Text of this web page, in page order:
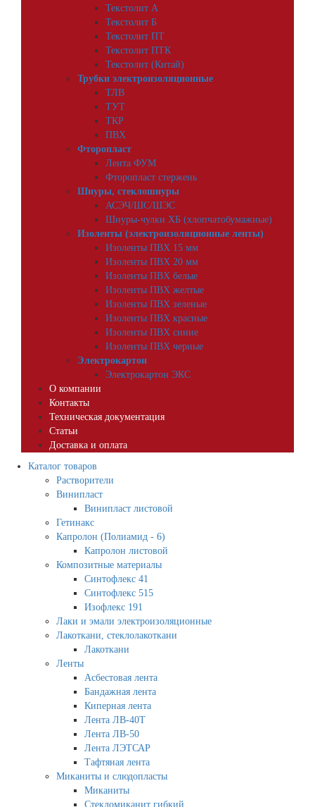
Текстолит А
Текстолит Б
Текстолит ПТ
Текстолит ПТК
Текстолит (Китай)
Трубки электроизоляционные
ТЛВ
ТУТ
ТКР
ПВХ
Фторопласт
Лента ФУМ
Фторопласт стержень
Шнуры, стеклошнуры
АСЭЧ/ШС/ШЭС
Шнуры-чулки ХБ (хлопчатобумажные)
Изоленты (электроизоляционные ленты)
Изоленты ПВХ 15 мм
Изоленты ПВХ 20 мм
Изоленты ПВХ белые
Изоленты ПВХ желтые
Изоленты ПВХ зеленые
Изоленты ПВХ красные
Изоленты ПВХ синие
Изоленты ПВХ черные
Электрокартон
Электрокартон ЭКС
О компании
Контакты
Техническая документация
Статьи
Доставка и оплата
Каталог товаров
Растворители
Винипласт
Винипласт листовой
Гетинакс
Капролон (Полиамид - 6)
Капролон листовой
Композитные материалы
Синтофлекс 41
Синтофлекс 515
Изофлекс 191
Лаки и эмали электроизоляционные
Лакоткани, стеклолакоткани
Лакоткани
Ленты
Асбестовая лента
Бандажная лента
Киперная лента
Лента ЛВ-40Т
Лента ЛВ-50
Лента ЛЭТСАР
Тафтяная лента
Миканиты и слюдопласты
Миканиты
Стекломиканит гибкий